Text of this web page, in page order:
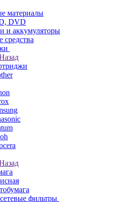
материалы
DVD
и аккумуляторы
средства
фильтры